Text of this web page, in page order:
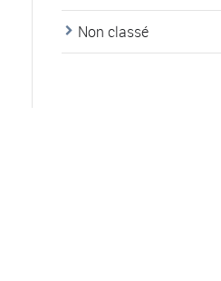
Non classé